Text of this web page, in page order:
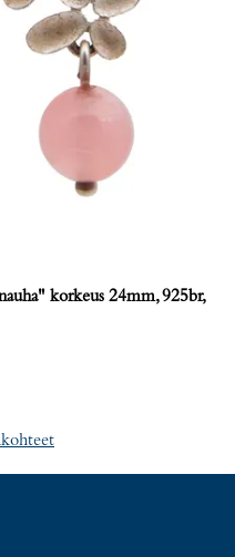
korkeus 24mm, 925br,